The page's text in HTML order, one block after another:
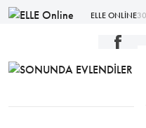
ELLE ONLİNE